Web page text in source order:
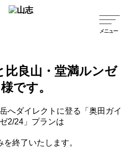
比良山・堂満ルンゼ
です。
へダイレクトに登る「奥田ガイ
2/24」プランは
終了いたします。